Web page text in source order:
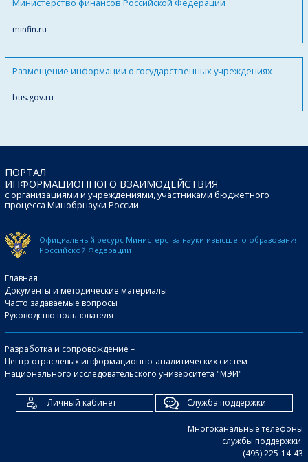
minfin.ru
Размещение информации о государственных учреждениях
bus.gov.ru
ПОРТАЛ
ИНФОРМАЦИОННОГО ВЗАИМОДЕЙСТВИЯ
с организациями и учреждениями, участниками бюджетного
процесса Минобрнауки России
Официальный ресурс Министерства науки ивысшего образования
Российской Федерации
Главная
Документы и методические материалы
Часто задаваемые вопросы
Руководство пользователя
Разработка и сопровождение –
Центр отраслевых информационно-аналитических систем
Национального исследовательского университета "МЭИ"
Личный кабинет Служба поддержки
Многоканальные телефоны
службы поддержки:
(495) 225-14-43